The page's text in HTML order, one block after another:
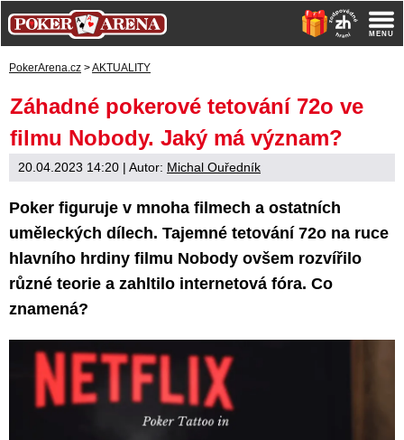
PokerArena.cz >AKTUALITY
Záhadné pokerové tetování 72o ve
filmu Nobody. Jaký má význam?
20.04.2023 14:20 | Autor: Michal Ouředník
Poker figuruje v mnoha filmech a ostatních
uměleckých dílech. Tajemné tetování 72o na ruce
hlavního hrdiny filmu Nobody ovšem rozvířilo
různé teorie a zahltilo internetová fóra. Co
znamená?